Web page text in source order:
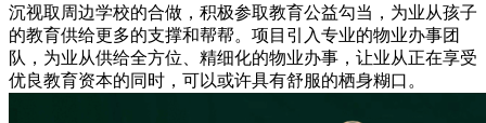
沉视取周边学校的合做，积极参取教育公益勾当，为业从孩子
的教育供给更多的支撑和帮帮。项目引入专业的物业办事团
队，为业从供给全方位、精细化的物业办事，让业从正在享受
优良教育资本的同时，可以或许具有舒服的栖身糊口。